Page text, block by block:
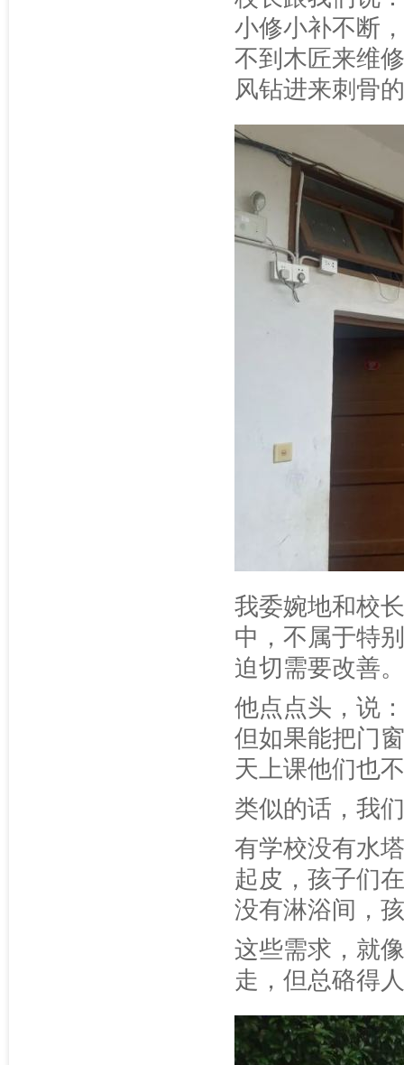
小修小补不断
不到木匠来维
风钻进来刺骨
我委婉地和校
中，不属于特
迫切需要改善。
他点点头，说
但如果能把门
天上课他们也
类似的话，我
有学校没有水
起皮，孩子们
没有淋浴间，
这些需求，就
走，但总硌得